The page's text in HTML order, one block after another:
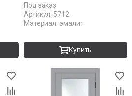
Под заказ
Артикул: 5712
Материал: эмалит
Купить